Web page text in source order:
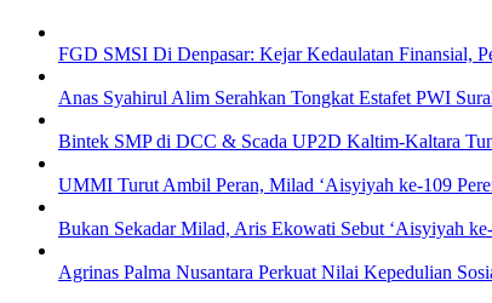
FGD SMSI Di Denpasar: Kejar Kedaulatan Finansial,
Anas Syahirul Alim Serahkan Tongkat Estafet PWI
Bintek SMP di DCC & Scada UP2D Kaltim-Kaltara
UMMI Turut Ambil Peran, Milad ‘Aisyiyah ke-109
Bukan Sekadar Milad, Aris Ekowati Sebut ‘Aisyiyah
Agrinas Palma Nusantara Perkuat Nilai Kepedulian